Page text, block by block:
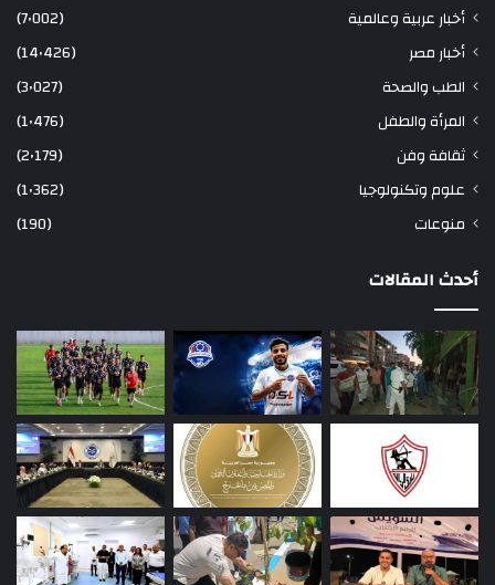
أخبار عربية وعالمية
(7٬002)
أخبار مصر
(14٬426)
الطب والصحة
(3٬027)
المرأة والطفل
(1٬476)
ثقافة وفن
(2٬179)
علوم وتكنولوجيا
(1٬362)
منوعات
(190)
أحدث المقالات